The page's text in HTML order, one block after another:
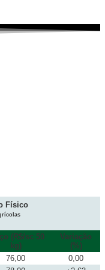
Físico
(R$/sc 50
kg)
Variação
(%)
76,00
0,00